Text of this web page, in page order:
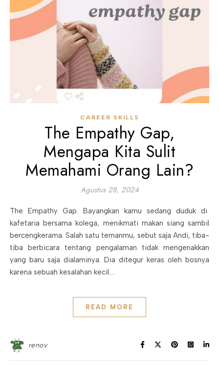
CAREER SKILLS
The Empathy Gap,
Mengapa Kita Sulit
Memahami Orang Lain?
Agustus 28, 2024
The Empathy Gap. Bayangkan kamu sedang duduk di
kafetaria bersama kolega, menikmati makan siang sambil
bercengkerama. Salah satu temanmu, sebut saja Andi, tiba-
tiba berbicara tentang pengalaman tidak mengenakkan
yang baru saja dialaminya. Dia ditegur keras oleh bosnya
karena sebuah kesalahan kecil.…
READ MORE
renov